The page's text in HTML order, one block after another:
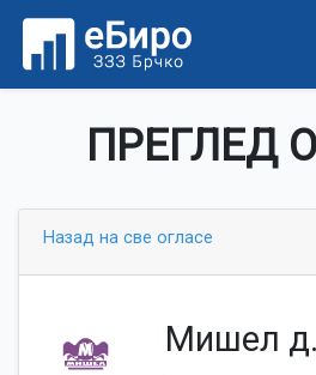
ПРЕГЛЕД
Назад на све огласе
Мишел